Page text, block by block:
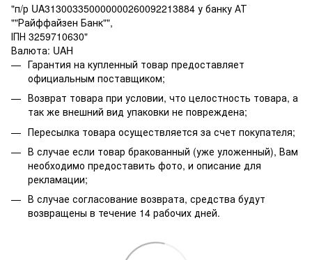
"п/р UA313003350000000260092213884 у банку АТ
""Райффайзен Банк"",
ІПН 3259710630"
Валюта: UAH
Гарантия на купленный товар предоставляет
официальным поставщиком;
Возврат товара при условии, что целостность товара, а
так же внешний вид упаковки не повреждена;
Пересылка товара осуществляется за счет покупателя;
В случае если товар бракованный (уже уложенный), Вам
необходимо предоставить фото, и описание для
рекламации;
В случае согласование возврата, средства будут
возвращены в течение 14 рабочих дней.